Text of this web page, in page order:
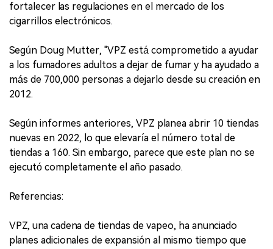
fortalecer las regulaciones en el mercado de los
cigarrillos electrónicos.
Según Doug Mutter, "VPZ está comprometido a ayudar
a los fumadores adultos a dejar de fumar y ha ayudado a
más de 700,000 personas a dejarlo desde su creación en
2012.
Según informes anteriores, VPZ planea abrir 10 tiendas
nuevas en 2022, lo que elevaría el número total de
tiendas a 160. Sin embargo, parece que este plan no se
ejecutó completamente el año pasado.
Referencias:
VPZ, una cadena de tiendas de vapeo, ha anunciado
planes adicionales de expansión al mismo tiempo que